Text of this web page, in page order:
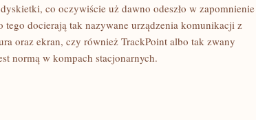
co oczywiście uż dawno odeszło w zapomnienie
docierają tak nazywane urządzenia komunikacji z
oraz ekran, czy również TrackPoint albo tak zwany
normą w kompach stacjonarnych.